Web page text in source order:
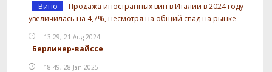
Вино
Продажа иностранных вин в Италии в 2024 году
увеличилась на 4,7%, несмотря на общий спад на рынке
13:29, 21 Aug 2024
Берлинер-вайссе
18:49, 28 Jan 2025